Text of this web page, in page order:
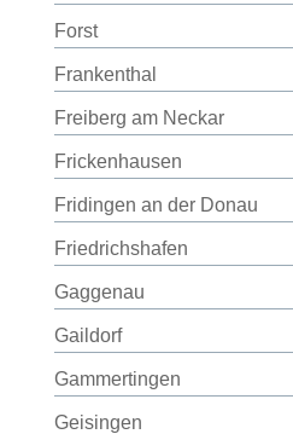
Forst
Frankenthal
Freiberg am Neckar
Frickenhausen
Fridingen an der Donau
Friedrichshafen
Gaggenau
Gaildorf
Gammertingen
Geisingen